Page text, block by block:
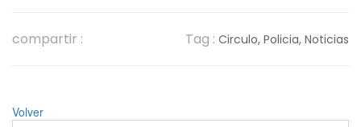
compartir : Tag : Circulo, Policia, Noticias
Volver